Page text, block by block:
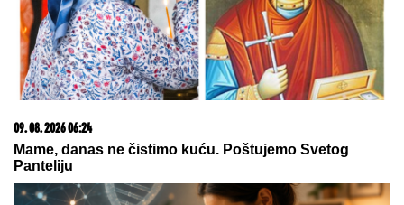
09. 08. 2026 06:24
Mame, danas ne čistimo kuću. Poštujemo Svetog
Panteliju